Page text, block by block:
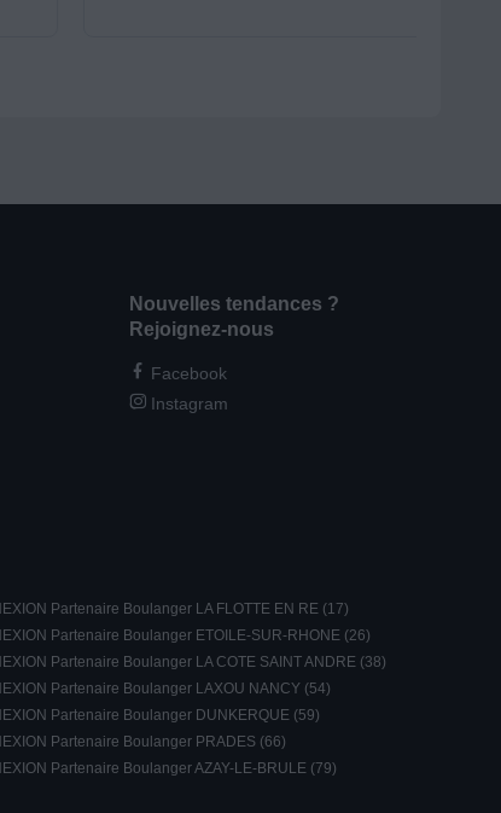
Nouvelles tendances ?
Rejoignez-nous
Facebook
Instagram
Partenaire Boulanger LA FLOTTE EN RE (17)
Partenaire Boulanger ETOILE-SUR-RHONE (26)
Partenaire Boulanger LA COTE SAINT ANDRE (38)
Partenaire Boulanger LAXOU NANCY (54)
Partenaire Boulanger DUNKERQUE (59)
Partenaire Boulanger PRADES (66)
Partenaire Boulanger AZAY-LE-BRULE (79)